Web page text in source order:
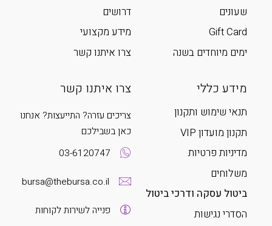
שעונים
Gift Card
ימים מיוחדים בשנה
דרושים
מידע מקצועי
צרו איתנו קשר
מידע כללי
תנאי שימוש ותקנון
תקנון מועדון VIP
מדיניות פרטיות
משלוחים
ביטול עסקה ודרכי ביטול
הסדרי נגישות
צרו איתנו קשר
צריכים עזרה? התייעצות? אנחנו
כאן בשבילכם
03-6120747
bursa@thebursa.co.il
פנייה לשירות לקוחות